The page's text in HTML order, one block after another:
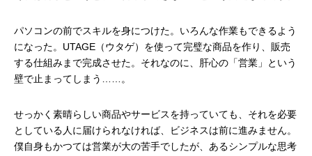
パソコンの前でスキルを身につけた。いろんな作業もできるよう
になった。UTAGE（ウタゲ）を使って完璧な商品を作り、販売
する仕組みまで完成させた。それなのに、肝心の「営業」という
壁で止まってしまう……。
せっかく素晴らしい商品やサービスを持っていても、それを必要
としている人に届けられなければ、ビジネスは前に進みません。
僕自身もかつては営業が大の苦手でしたが、あるシンプルな思考